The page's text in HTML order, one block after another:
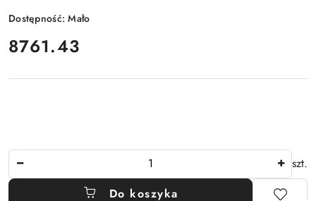
Dostępność:Mało
cena:
8761.43
szt.
Do koszyka